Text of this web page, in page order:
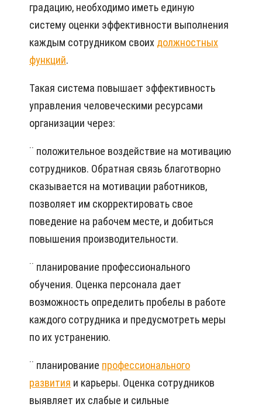
градацию, необходимо иметь единую
систему оценки эффективности выполнения
каждым сотрудником своих должностных
функций.
Такая система повышает эффективность
управления человеческими ресурсами
организации через:
¨ положительное воздействие на мотивацию
сотрудников. Обратная связь благотворно
сказывается на мотивации работников,
позволяет им скорректировать свое
поведение на рабочем месте, и добиться
повышения производительности.
¨ планирование профессионального
обучения. Оценка персонала дает
возможность определить пробелы в работе
каждого сотрудника и предусмотреть меры
по их устранению.
¨ планирование профессионального
развития и карьеры. Оценка сотрудников
выявляет их слабые и сильные